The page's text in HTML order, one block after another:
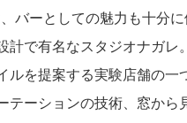
バーとしての魅力も十分に
で有名なスタジオナガレ。
ルを提案する実験店舗の一
テーションの技術、窓から